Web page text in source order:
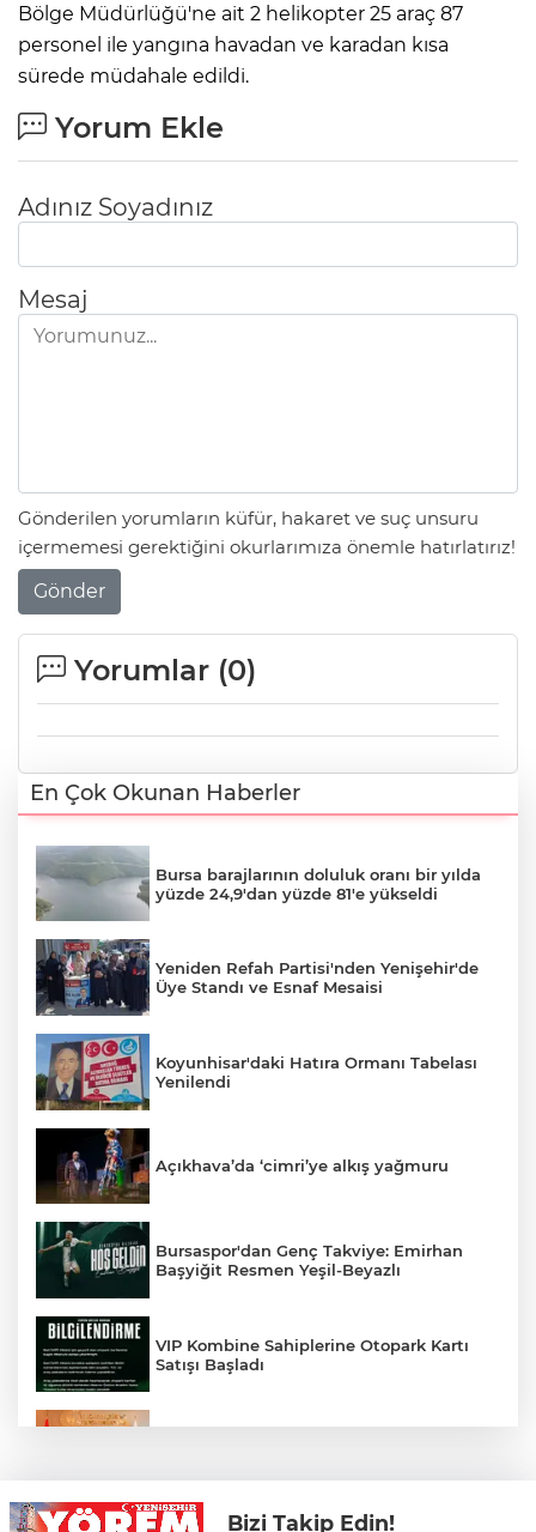
Bölge Müdürlüğü'ne ait 2 helikopter 25 araç 87
personel ile yangına havadan ve karadan kısa
sürede müdahale edildi.
Yorum Ekle
Adınız Soyadınız
Mesaj
Gönderilen yorumların küfür, hakaret ve suç unsuru
içermemesi gerektiğini okurlarımıza önemle hatırlatırız!
Gönder
Yorumlar (0)
En Çok Okunan Haberler
Bursa barajlarının doluluk oranı bir yılda
yüzde 24,9'dan yüzde 81'e yükseldi
Yeniden Refah Partisi'nden Yenişehir'de
Üye Standı ve Esnaf Mesaisi
Koyunhisar'daki Hatıra Ormanı Tabelası
Yenilendi
Açıkhava’da ‘cimri’ye alkış yağmuru
Bursaspor'dan Genç Takviye: Emirhan
Başyiğit Resmen Yeşil-Beyazlı
VIP Kombine Sahiplerine Otopark Kartı
Satışı Başladı
Bizi Takip Edin!